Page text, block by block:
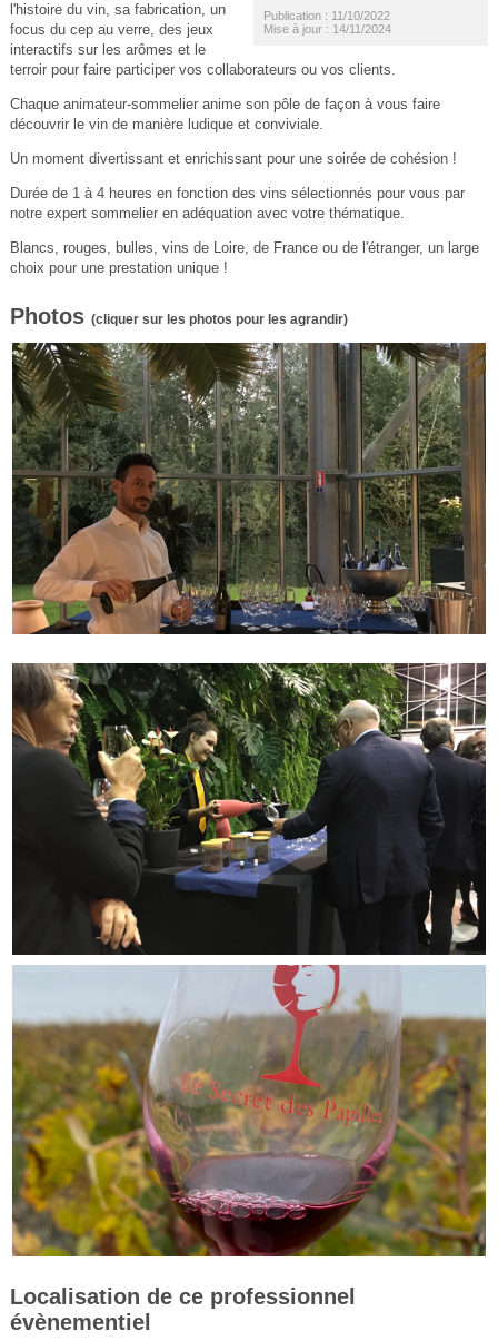
Publication : 11/10/2022
Mise à jour : 14/11/2024
l'histoire du vin, sa fabrication, un
focus du cep au verre, des jeux
interactifs sur les arômes et le
terroir pour faire participer vos collaborateurs ou vos clients.
Chaque animateur-sommelier anime son pôle de façon à vous faire
découvrir le vin de manière ludique et conviviale.
Un moment divertissant et enrichissant pour une soirée de cohésion !
Durée de 1 à 4 heures en fonction des vins sélectionnés pour vous par
notre expert sommelier en adéquation avec votre thématique.
Blancs, rouges, bulles, vins de Loire, de France ou de l'étranger, un large
choix pour une prestation unique !
Photos (cliquer sur les photos pour les agrandir)
Localisation de ce professionnel
évènementiel